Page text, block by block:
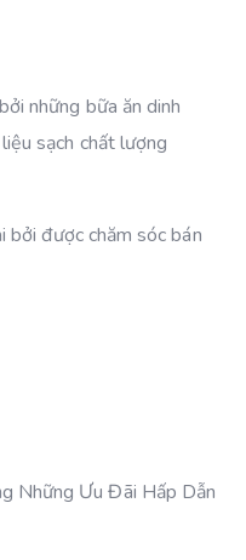
những bữa ăn dinh
sạch chất lượng
bởi được chăm sóc bán
Những Ưu Đãi Hấp Dẫn